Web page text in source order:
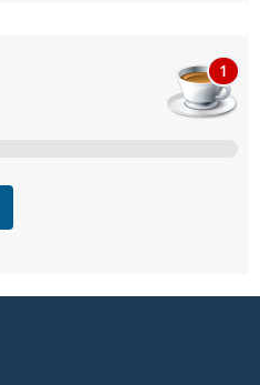
1